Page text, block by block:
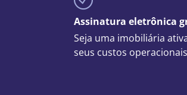
Assinatura eletrônica
Seja uma imobiliária
seus custos